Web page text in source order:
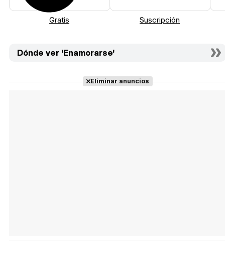
Gratis Suscripción
Dónde ver 'Enamorarse'
Eliminar anuncios